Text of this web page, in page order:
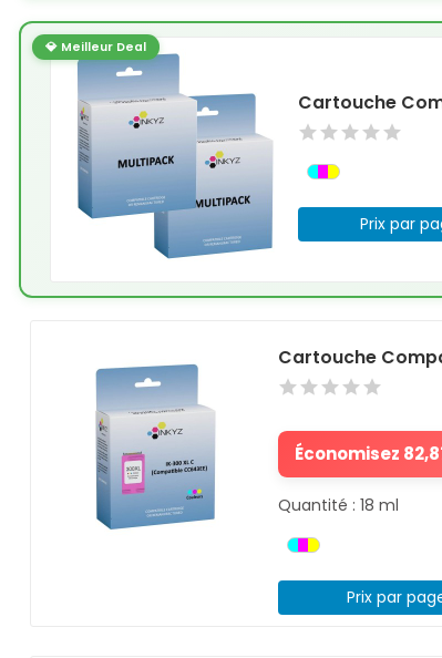
💎 Meilleur Deal
Cartouche
Prix par
Cartouche
Économisez
Quantité : 18 ml
Prix par